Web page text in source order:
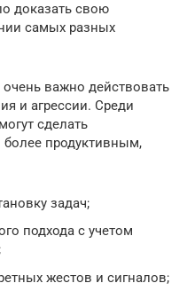
доказать свою
самых разных
важно действовать
и агрессии. Среди
сделать
продуктивным,
задач;
подхода с учетом
жестов и сигналов;